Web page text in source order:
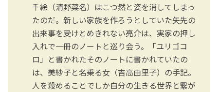
千絵（清野菜名）はこつ然と姿を消してしまっ
たのだ。新しい家族を作ろうとしていた矢先の
出来事を受けとめきれない亮介は、実家の押し
入れで一冊のノートと巡り会う。「ユリゴコ
ロ」と書かれたそのノートに書かれていたの
は、美紗子と名乗る女（吉高由里子）の手記。
人を殺めることでしか自分の生きる世界と繋が